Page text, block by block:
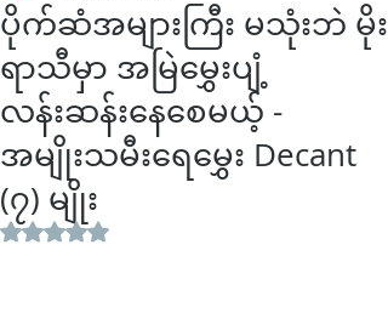
ပိုက်ဆံအများကြီး မသုံးဘဲ မိုး
ရာသီမှာ အမြဲမွှေးပျံ့
လန်းဆန်းနေစေမယ့် -
အမျိုးသမီးရေမွှေး Decant
(၇) မျိုး
Rated NaN out of 5 stars.